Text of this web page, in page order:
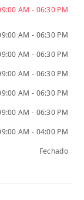
AM - 06:30 PM
AM - 06:30 PM
AM - 06:30 PM
AM - 06:30 PM
AM - 06:30 PM
AM - 06:30 PM
AM - 04:00 PM
Fechado